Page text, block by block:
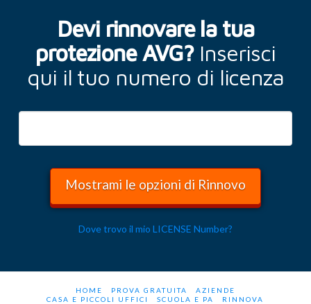
Devi rinnovare la tua
protezione AVG?Inserisci
qui il tuo numero di licenza
Dove trovo il mio LICENSE Number?
HOME PROVA GRATUITA
AZIENDE
CASA E PICCOLI UFFICI
SCUOLA E PA
RINNOVA